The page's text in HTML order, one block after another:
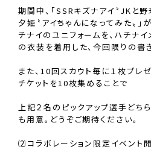
期間中、「SSRキズナアイ〝JKと野
夕姫〝アイちゃんになってみた〟」
チナイのユニフォームを、ハチナ
の衣装を着用した、今回限りの書
また、10回スカウト毎に１枚プレ
チケットを10枚集めることで
上記２名のピックアップ選手どち
も用意。どうぞご期待ください。
⑵コラボレーション限定イベント